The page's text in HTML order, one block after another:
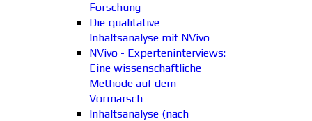
Forschung
Die qualitative
Inhaltsanalyse mit NVivo
NVivo - Experteninterviews:
Eine wissenschaftliche
Methode auf dem
Vormarsch
Inhaltsanalyse (nach